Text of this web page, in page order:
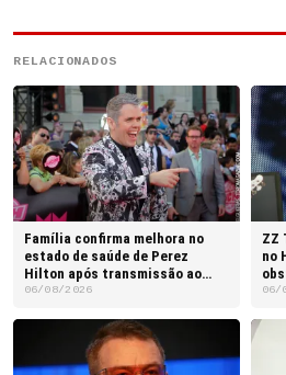
RELACIONADOS
Família confirma melhora no
estado de saúde de Perez
Hilton após transmissão ao
vivo
06/08/2026
ZZ
no
06/